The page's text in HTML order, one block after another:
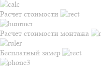
Расчет стоимости
Расчет стоимости монтажа
Бесплатный замер